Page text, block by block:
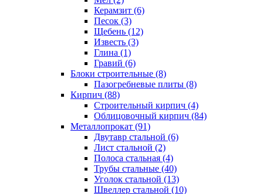
Керамзит (6)
Песок (3)
Щебень (12)
Известь (3)
Глина (1)
Гравий (6)
Блоки строительные (8)
Пазогребневые плиты (8)
Кирпич (88)
Строительный кирпич (4)
Облицовочный кирпич (84)
Металлопрокат (91)
Двутавр стальной (6)
Лист стальной (2)
Полоса стальная (4)
Трубы стальные (40)
Уголок стальной (13)
Швеллер стальной (10)